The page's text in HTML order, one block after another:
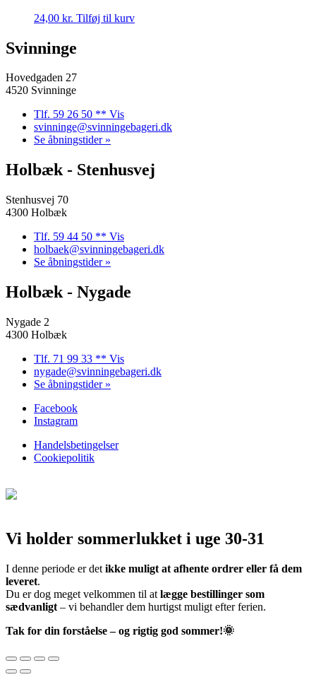
24,00 kr. Tilføj til kurv
Svinninge
Hovedgaden 27
4520 Svinninge
Tlf. 59 26 50 ** Vis
svinninge@svinningebageri.dk
Se åbningstider »
Holbæk - Stenhusvej
Stenhusvej 70
4300 Holbæk
Tlf. 59 44 50 ** Vis
holbaek@svinningebageri.dk
Se åbningstider »
Holbæk - Nygade
Nygade 2
4300 Holbæk
Tlf. 71 99 33 ** Vis
nygade@svinningebageri.dk
Se åbningstider »
Facebook
Instagram
Handelsbetingelser
Cookiepolitik
Vi holder sommerlukket i uge 30-31
I denne periode er det ikke muligt at afhente ordrer eller få dem
leveret.
Du er dog meget velkommen til at lægge bestillinger som
sædvanligt – vi behandler dem hurtigst muligt efter ferien.
Tak for din forståelse – og rigtig god sommer!🌞